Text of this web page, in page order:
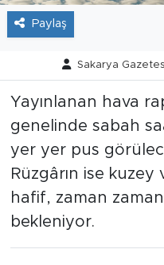
Paylaş
Sakarya
Yayınlanan hava
genelinde sabah
yer yer pus
Rüzgârın ise
hafif, zaman
bekleniyor.
Teknoloji